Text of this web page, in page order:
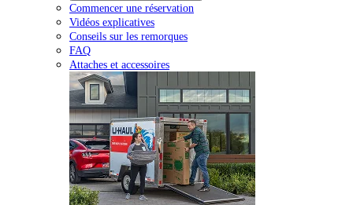
Commencer une réservation
Vidéos explicatives
Conseils sur les remorques
FAQ
Attaches et accessoires